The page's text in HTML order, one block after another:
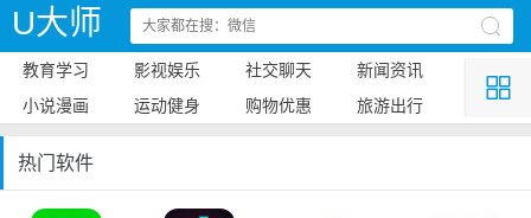
U大师
教育学习 影视娱乐 社交聊天
新闻资讯
小说漫画
运动健身 购物优惠 旅游出行
热门软件